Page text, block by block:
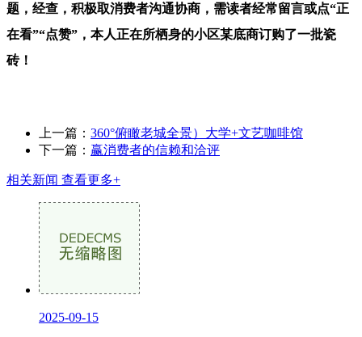
题，经查，积极取消费者沟通协商，需读者经常留言或点“正
在看”“点赞”，本人正在所栖身的小区某底商订购了一批瓷
砖！
上一篇： 360°俯瞰老城全景）大学+文艺咖啡馆
下一篇： 赢消费者的信赖和洽评
相关新闻 查看更多+
2025-09-15